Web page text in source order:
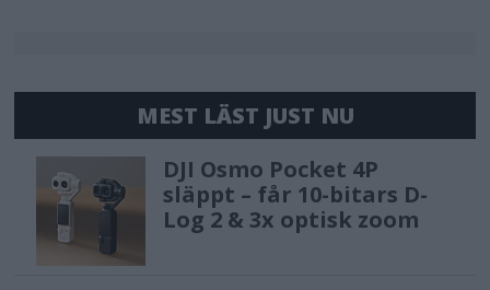
MEST LÄST JUST NU
DJI Osmo Pocket 4P
släppt – får 10-bitars D-
Log 2 & 3x optisk zoom